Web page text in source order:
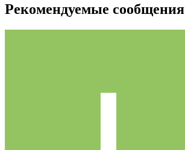
Рекомендуемые сообщения